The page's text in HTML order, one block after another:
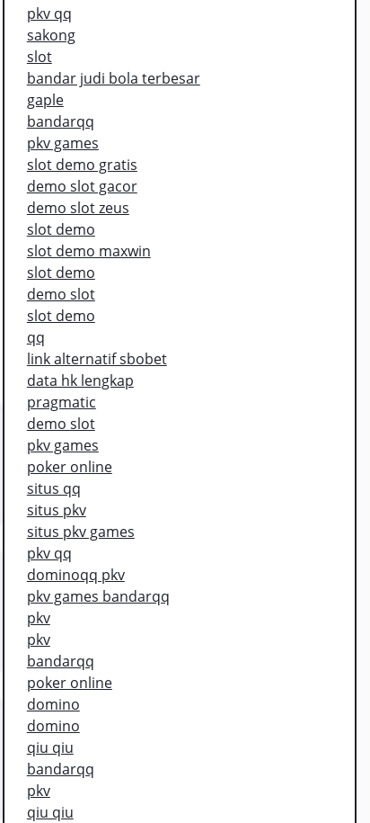
pkv qq
sakong
slot
bandar judi bola terbesar
gaple
bandarqq
pkv games
slot demo gratis
demo slot gacor
demo slot zeus
slot demo
slot demo maxwin
slot demo
demo slot
slot demo
qq
link alternatif sbobet
data hk lengkap
pragmatic
demo slot
pkv games
poker online
situs qq
situs pkv
situs pkv games
pkv qq
dominoqq pkv
pkv games bandarqq
pkv
pkv
bandarqq
poker online
domino
domino
qiu qiu
bandarqq
pkv
qiu qiu